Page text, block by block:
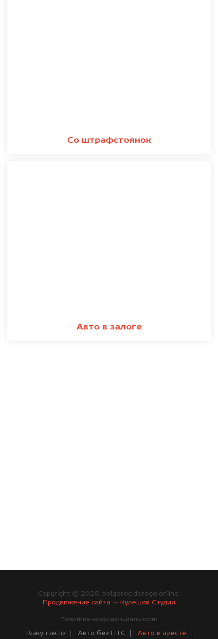
Со штрафстоянок
Авто в залоге
Copyright © 2026. belgorod.dorogo.online.
Продвижение сайта — Кулешов Студия
Политика конфиденциальности
Выкуп авто Авто без ПТС Авто в аресте